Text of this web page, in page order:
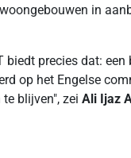
in
precies dat: een
op het Engelse
blijven", zei Ali Ijaz